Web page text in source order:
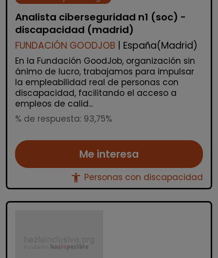
Analista ciberseguridad n1 (soc) -
discapacidad (madrid)
FUNDACIÓN GOODJOB | España(Madrid)
En la Fundación GoodJob, organización sin
ánimo de lucro, trabajamos para impulsar
la empleabilidad real de personas con
discapacidad, facilitando el acceso a
empleos de calid...
% de respuesta: 93,75%
Me interesa
accessibility_new Personas con discapacidad